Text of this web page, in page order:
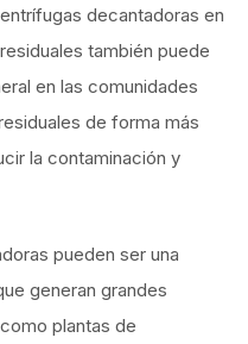
decantadoras en
también puede
en las comunidades
de forma más
la contaminación y
pueden ser una
generan grandes
plantas de